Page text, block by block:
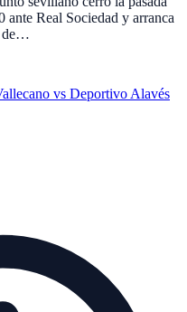
Real Sociedad y arranca
de…
vs Deportivo Alavés